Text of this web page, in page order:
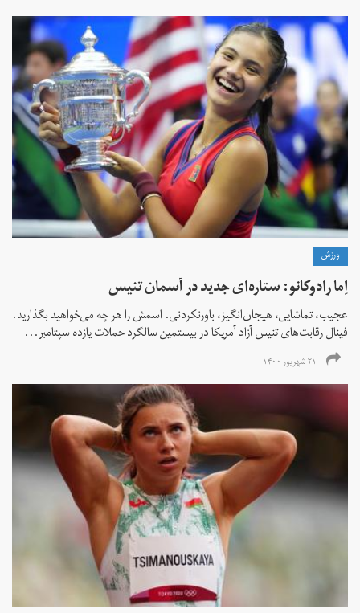
ورزش
اِما رادوکانو: ستاره‌ای جدید در آسمان تنیس
عجیب، تماشایی، هیجان‌انگیز، باورنکردنی. اسمش را هر چه می‌خواهید بگذارید.
فینال رقابت‌های تنیس آزاد آمریکا در بیستمین سالگرد حملات یازده سپتامبر...
۲۱ شهریور ۱۴۰۰